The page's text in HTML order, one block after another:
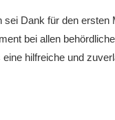
Dank für den
bei allen
hilfreiche und